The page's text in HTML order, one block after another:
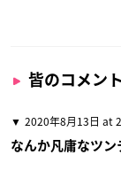
皆のコメント
2020年8月13日 at
なんか凡庸なツ